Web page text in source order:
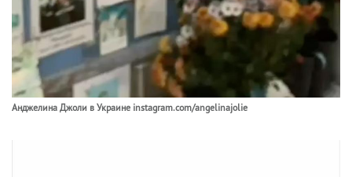
Анджелина Джоли в Украине instagram.com/angelinajolie